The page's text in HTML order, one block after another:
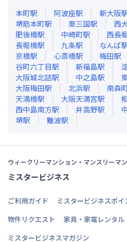
本町駅 阿波座駅 新大阪
堺筋本町駅 東三国駅 西
肥後橋駅 中崎町駅 西長
長堀橋駅 九条駅 なんば
京橋駅 心斎橋駅 梅田駅
谷町六丁目駅 新福島駅
大阪城北詰駅 中之島駅
大阪梅田駅 北浜駅 南森
天満橋駅 大阪天満宮駅
西中島南方駅 井高野駅
堺駅 難波駅
ウィークリーマンション・マンスリーマ
ミスタービジネス
ご利用ガイド
ミスタービジネスポイ
物件リクエスト
家具・家電レンタル
ミスタービジネスマガジン